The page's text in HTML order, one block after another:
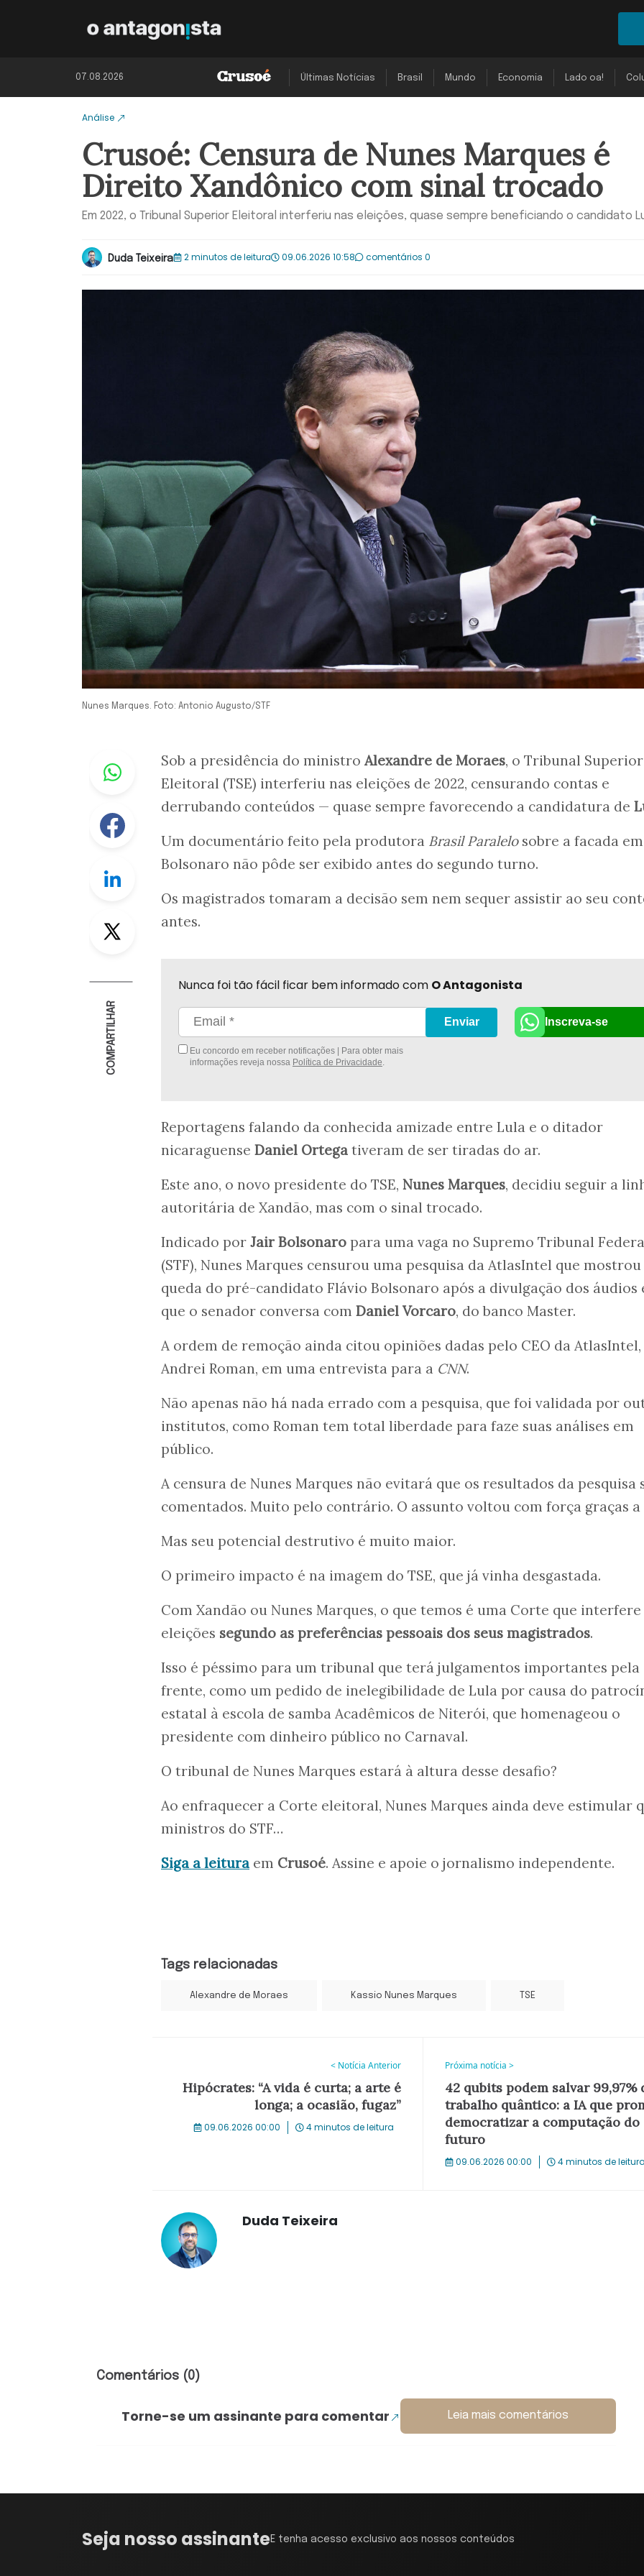
07.08.2026 Últimas Notícias Brasil Mundo Economia Lado oa!
Análise
Crusoé: Censura de Nunes Marques é
Direito Xandônico com sinal trocado
Em 2022, o Tribunal Superior Eleitoral interferiu nas eleições, quase sempre beneficiando o candidato
Duda Teixeira 2 minutos de leitura 09.06.2026 10:58 comentários 0
Nunes Marques. Foto: Antonio Augusto/STF
Whastapp
Facebook
Linkedin
Twitter
COMPARTILHAR
Sob a presidência do ministro Alexandre de Moraes, o Tribunal Superior
Eleitoral (TSE) interferiu nas eleições de 2022, censurando contas e
derrubando conteúdos — quase sempre favorecendo a candidatura de
Um documentário feito pela produtora Brasil Paralelosobre a facada
Bolsonaro não pôde ser exibido antes do segundo turno.
Os magistrados tomaram a decisão sem nem sequer assistir ao seu
antes.
Nunca foi tão fácil ficar bem informado com O Antagonista
Eu concordo em receber notificações | Para obter mais
informações reveja nossa Política de Privacidade
Enviar Inscreva-se
Reportagens falando da conhecida amizade entre Lula e o ditador
nicaraguense Daniel Ortega tiveram de ser tiradas do ar.
Este ano, o novo presidente do TSE, Nunes Marques, decidiu seguir a
autoritária de Xandão, mas com o sinal trocado.
Indicado por Jair Bolsonaro para uma vaga no Supremo Tribunal
(STF), Nunes Marques censurou uma pesquisa da AtlasIntel que mostrou
queda do pré-candidato Flávio Bolsonaro após a divulgação dos áudios
que o senador conversa com Daniel Vorcaro, do banco Master.
A ordem de remoção ainda citou opiniões dadas pelo CEO da AtlasIntel,
Andrei Roman, em uma entrevista para a CNN.
Não apenas não há nada errado com a pesquisa, que foi validada por
institutos, como Roman tem total liberdade para faze suas análises em
público.
A censura de Nunes Marques não evitará que os resultados da pesquisa
comentados. Muito pelo contrário. O assunto voltou com força graças a
Mas seu potencial destrutivo é muito maior.
O primeiro impacto é na imagem do TSE, que já vinha desgastada.
Com Xandão ou Nunes Marques, o que temos é uma Corte que interfere
eleições segundo as preferências pessoais dos seus magistrados.
Isso é péssimo para um tribunal que terá julgamentos importantes pela
frente, como um pedido de inelegibilidade de Lula por causa do
estatal à escola de samba Acadêmicos de Niterói, que homenageou o
presidente com dinheiro público no Carnaval.
O tribunal de Nunes Marques estará à altura desse desafio?
Ao enfraquecer a Corte eleitoral, Nunes Marques ainda deve estimular
ministros do STF…
Siga a leitura em Crusoé. Assine e apoie o jornalismo independente.
Tags relacionadas
Alexandre de Moraes Kassio Nunes Marques TSE
< Notícia Anterior
Hipócrates: “A vida é curta; a arte é
longa; a ocasião, fugaz”
09.06.2026 00:00 4 minutos de leitura
Próxima notícia >
42 qubits podem salvar 99,97%
trabalho quântico: a IA que
democratizar a computação do
futuro
09.06.2026 00:00 4 minutos de leitura
Duda Teixeira
Comentários (0)
Torne-se um assinante para comentar Leia mais comentários
Seja nosso assinanteE tenha acesso exclusivo aos nossos conteúdos